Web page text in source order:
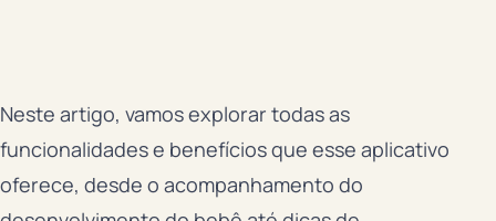
Neste artigo, vamos explorar todas as
funcionalidades e benefícios que esse aplicativo
oferece, desde o acompanhamento do